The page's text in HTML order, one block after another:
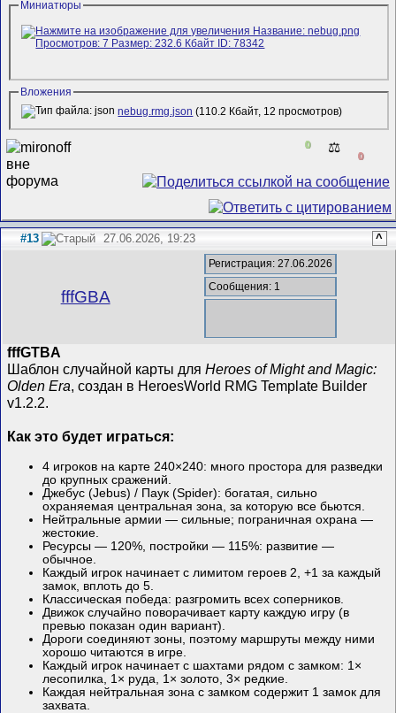
Миниатюры
Вложения
nebug.rmg.json (110.2 Кбайт, 12 просмотров)
0 ⚖️
0
#13 27.06.2026, 19:23 ^
fffGBA
Регистрация: 27.06.2026
Сообщения: 1
fffGTBA
Шаблон случайной карты дляHeroes of Might and Magic:
Olden Era, создан в HeroesWorld RMG Template Builder
v1.2.2.
Как это будет играться:
4 игроков на карте 240×240: много простора для разведки
до крупных сражений.
Джебус (Jebus) / Паук (Spider): богатая, сильно
охраняемая центральная зона, за которую все бьются.
Нейтральные армии — сильные; пограничная охрана —
жестокие.
Ресурсы — 120%, постройки — 115%: развитие —
обычное.
Каждый игрок начинает с лимитом героев 2, +1 за каждый
замок, вплоть до 5.
Классическая победа: разгромить всех соперников.
Движок случайно поворачивает карту каждую игру (в
превью показан один вариант).
Дороги соединяют зоны, поэтому маршруты между ними
хорошо читаются в игре.
Каждый игрок начинает с шахтами рядом с замком: 1×
лесопилка, 1× руда, 1× золото, 3× редкие.
Каждая нейтральная зона с замком содержит 1 замок для
захвата.